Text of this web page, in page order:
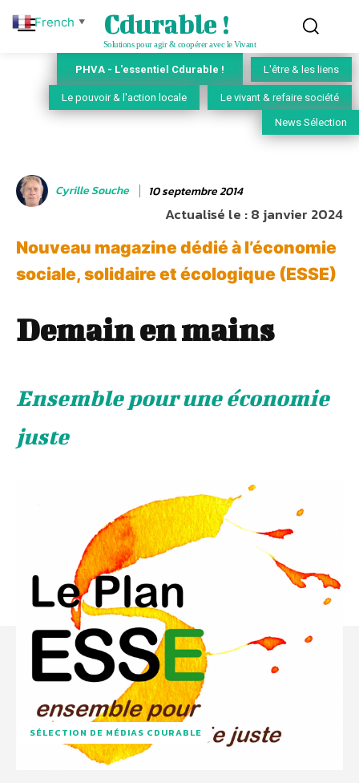
Cdurable !
Solutions pour agir & coopérer avec le Vivant
PHVA - L'essentiel Cdurable ! L'être & les liens
Le pouvoir & l'action locale Le vivant & refaire société
News Sélection
Cyrille Souche 10 septembre 2014
Actualisé le :8 janvier 2024
Nouveau magazine dédié à l’économie
sociale, solidaire et écologique (ESSE)
Demain en mains
Ensemble pour une économie
juste
SÉLECTION DE MÉDIAS CDURABLE
French ▼